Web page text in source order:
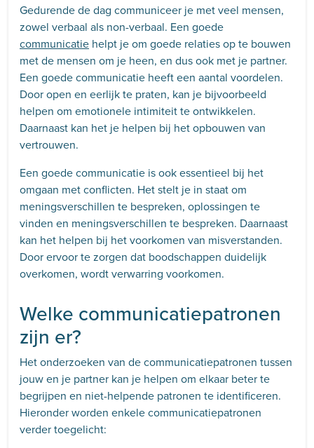
Gedurende de dag communiceer je met veel mensen,
zowel verbaal als non-verbaal. Een goede
communicatie helpt je om goede relaties op te bouwen
met de mensen om je heen, en dus ook met je partner.
Een goede communicatie heeft een aantal voordelen.
Door open en eerlijk te praten, kan je bijvoorbeeld
helpen om emotionele intimiteit te ontwikkelen.
Daarnaast kan het je helpen bij het opbouwen van
vertrouwen.
Een goede communicatie is ook essentieel bij het
omgaan met conflicten. Het stelt je in staat om
meningsverschillen te bespreken, oplossingen te
vinden en meningsverschillen te bespreken. Daarnaast
kan het helpen bij het voorkomen van misverstanden.
Door ervoor te zorgen dat boodschappen duidelijk
overkomen, wordt verwarring voorkomen.
Welke communicatiepatronen
zijn er?
Het onderzoeken van de communicatiepatronen tussen
jouw en je partner kan je helpen om elkaar beter te
begrijpen en niet-helpende patronen te identificeren.
Hieronder worden enkele communicatiepatronen
verder toegelicht: